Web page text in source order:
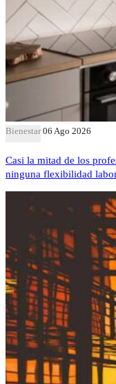
Bienestar 06 Ago 2026
Casi la mitad de los
ninguna flexibilidad